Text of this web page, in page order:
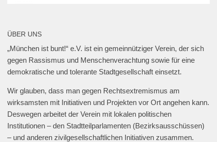
@muenchen_bunt
#muenchengegenantisemitismus#neveragainisnow
#bringthemhomenow
2 13 Twitter
Mehr laden
ÜBER UNS
„München ist bunt!“ e.V. ist ein gemeinnütziger Verein, der sich
gegen Rassismus und Menschenverachtung sowie für eine
demokratische und tolerante Stadtgesellschaft einsetzt.
Wir glauben, dass man gegen Rechtsextremismus am
wirksamsten mit Initiativen und Projekten vor Ort angehen kann.
Deswegen arbeitet der Verein mit lokalen politischen
Institutionen – den Stadtteilparlamenten (Bezirksausschüssen)
– und anderen zivilgesellschaftlichen Initiativen zusammen.